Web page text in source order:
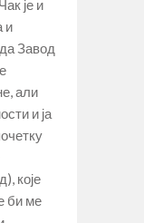
је и
и
Завод
али
и ја
које
би ме